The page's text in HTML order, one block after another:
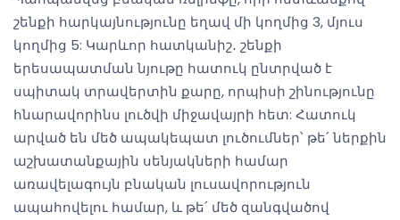
շենքի հարկայնությունը եղավ մի կողմից 3, մյուս
կողմից 5: Կարևոր հատկանիշ․ շենքի
երեսապատման նյութը հատուկ ընտրված է
սպիտակ տրավերտին քարը, որպիսի շինությունը
հնարավորինս լուծվի միջավայրի հետ: Հատուկ
արված են մեծ ապակեպատ լուծումներ՝ թե՛ ներքին
աշխատանքային սենյակների համար
առավելագույն բնական լուսավորություն
ապահովելու համար, և թե՛ մեծ զանգվածով